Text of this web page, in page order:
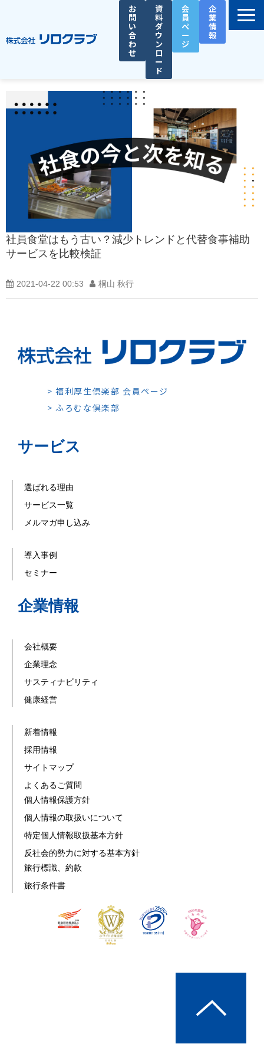
お
問
い
合
わ
せ
資
料
ダ
ウ
ン
ロ
ー
ド
会
員
ペ
ー
ジ
企
業
情
報
選ばれる理由
サービス一覧
お役立ち資料
導入事例
総務人事タイムズ
社員食堂はもう古い？減少トレンドと代替食事補助
サービスを比較検証
2021-04-22 00:53 桐山 秋行
> 福利厚生倶楽部 会員ページ
> ふろむな倶楽部
サービス
選ばれる理由
サービス一覧
メルマガ申し込み
導入事例
セミナー
企業情報
会社概要
企業理念
サスティナビリティ
健康経営
新着情報
採用情報
サイトマップ
よくあるご質問
個人情報保護方針
個人情報の取扱いについて
特定個人情報取扱基本方針
反社会的勢力に対する基本方針
旅行標識、約款
旅行条件書